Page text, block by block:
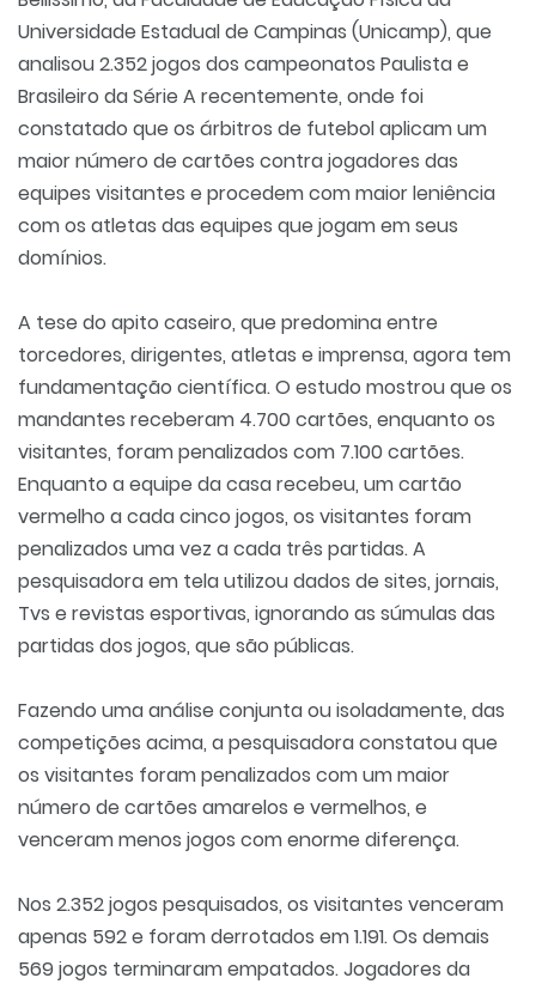
Universidade Estadual de Campinas (Unicamp), que
analisou 2.352 jogos dos campeonatos Paulista e
Brasileiro da Série A recentemente, onde foi
constatado que os árbitros de futebol aplicam um
maior número de cartões contra jogadores das
equipes visitantes e procedem com maior leniência
com os atletas das equipes que jogam em seus
domínios.
A tese do apito caseiro, que predomina entre
torcedores, dirigentes, atletas e imprensa, agora tem
fundamentação científica. O estudo mostrou que os
mandantes receberam 4.700 cartões, enquanto os
visitantes, foram penalizados com 7.100 cartões.
Enquanto a equipe da casa recebeu, um cartão
vermelho a cada cinco jogos, os visitantes foram
penalizados uma vez a cada três partidas. A
pesquisadora em tela utilizou dados de sites, jornais,
Tvs e revistas esportivas, ignorando as súmulas das
partidas dos jogos, que são públicas.
Fazendo uma análise conjunta ou isoladamente, das
competições acima, a pesquisadora constatou que
os visitantes foram penalizados com um maior
número de cartões amarelos e vermelhos, e
venceram menos jogos com enorme diferença.
Nos 2.352 jogos pesquisados, os visitantes venceram
apenas 592 e foram derrotados em 1.191. Os demais
569 jogos terminaram empatados. Jogadores da